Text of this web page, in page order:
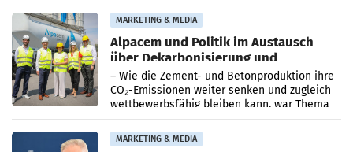
MARKETING & MEDIA
Alpacem und Politik im Austausch
über Dekarbonisierung und
Energiepreise
– Wie die Zement- und Betonproduktion ihre
CO₂-Emissionen weiter senken und zugleich
wettbewerbsfähig bleiben kann, war Thema
eines Treffens zwischen Staatssekretärin
Elisabeth
MARKETING & MEDIA